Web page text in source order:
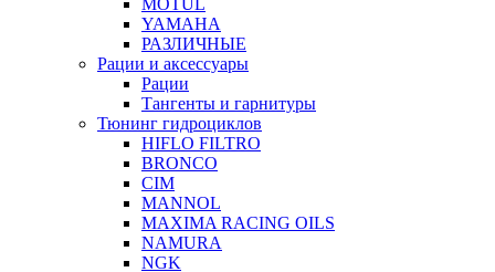
MOTUL
YAMAHA
РАЗЛИЧНЫЕ
Рации и аксессуары
Рации
Тангенты и гарнитуры
Тюнинг гидроциклов
HIFLO FILTRO
BRONCO
CIM
MANNOL
MAXIMA RACING OILS
NAMURA
NGK